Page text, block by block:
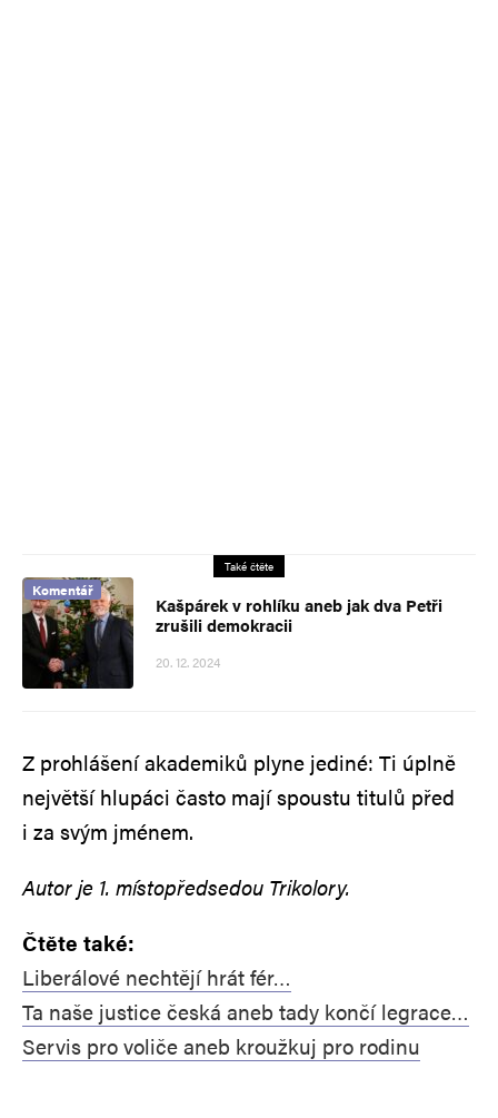
Také čtěte
Komentář
Kašpárek v rohlíku aneb jak dva Petři
zrušili demokracii
20. 12. 2024
Z prohlášení akademiků plyne jediné: Ti úplně
největší hlupáci často mají spoustu titulů před
i za svým jménem.
Autor je 1. místopředsedou Trikolory.
Čtěte také:
Liberálové nechtějí hrát fér…
Ta naše justice česká aneb tady končí legrace…
Servis pro voliče aneb kroužkuj pro rodinu